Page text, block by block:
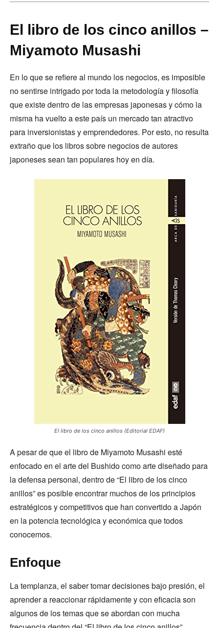
El libro de los cinco anillos –
Miyamoto Musashi
En lo que se refiere al mundo los negocios, es imposible
no sentirse intrigado por toda la metodología y filosofía
que existe dentro de las empresas japonesas y cómo la
misma ha vuelto a este país un mercado tan atractivo
para inversionistas y emprendedores. Por esto, no resulta
extraño que los libros sobre negocios de autores
japoneses sean tan populares hoy en día.
El libro de los cinco anillos (Editorial EDAF)
A pesar de que el libro de Miyamoto Musashi esté
enfocado en el arte del Bushido como arte diseñado para
la defensa personal, dentro de “El libro de los cinco
anillos” es posible encontrar muchos de los principios
estratégicos y competitivos que han convertido a Japón
en la potencia tecnológica y económica que todos
conocemos.
Enfoque
La templanza, el saber tomar decisiones bajo presión, el
aprender a reaccionar rápidamente y con eficacia son
algunos de los temas que se abordan con mucha